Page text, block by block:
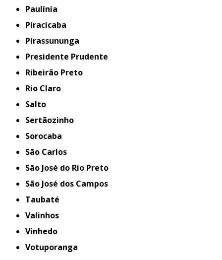
Paulínia
Piracicaba
Pirassununga
Presidente Prudente
Ribeirão Preto
Rio Claro
Salto
Sertãozinho
Sorocaba
São Carlos
São José do Rio Preto
São José dos Campos
Taubaté
Valinhos
Vinhedo
Votuporanga